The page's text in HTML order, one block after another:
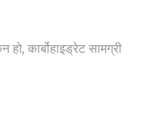
कार्बोहाइड्रेट सामग्री